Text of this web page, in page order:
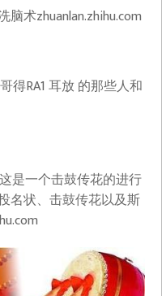
术​zhuanlan.zhihu.com
得RA1 耳放 的那些人和
是一个击鼓传花的进行
名状、击鼓传花以及斯